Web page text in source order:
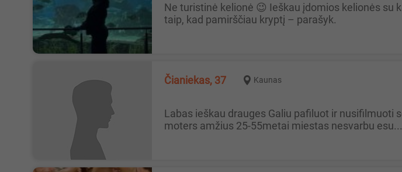
Ne turistinė kelionė 😉 Ieškau įdomios kelionės su karštu, protingu ir drąsiu vyru. O gal net ne su vienu… 😌 Jei moki žiūrėti
taip, kad pamirščiau kryptį – parašyk.
Čianiekas, 37 Kaunas
Labas ieškau drauges Galiu pafiluot ir nusifilmuoti sex zaidimia be tabu galim galima ir pastovus santykiai esu laisvas viras
moters amžius 25-55metai miestas nesvarbu esu...